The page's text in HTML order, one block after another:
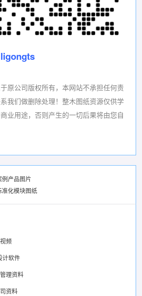
ligongts
原公司版权所有，本网站不承担任何责
我们做删除处理！ 整木图纸资源仅供学
业用途，否则产生的一切后果将由您自
产品图片
化模块图纸
频
计软件
理资料
资料